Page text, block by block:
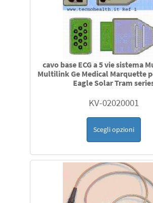
cavo base ECG a 5 vie sistema
Multilink Ge Medical Marquette
Eagle Solar Tram
KV-02020001
Scegli opzioni